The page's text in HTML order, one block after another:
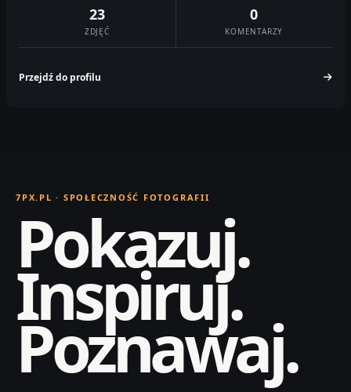
23
ZDJĘĆ
0
KOMENTARZY
Przejdź do profilu
7PX.PL · SPOŁECZNOŚĆ FOTOGRAFII
Pokazuj.
Inspiruj.
Poznawaj.